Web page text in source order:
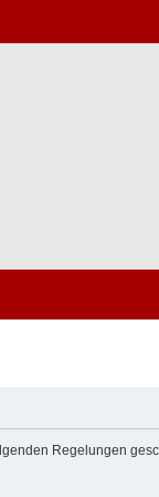
Regelungen